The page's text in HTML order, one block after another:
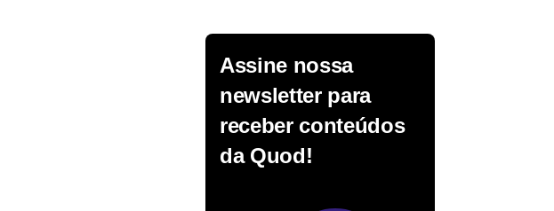
Assine nossa
newsletter para
receber conteúdos
da Quod!